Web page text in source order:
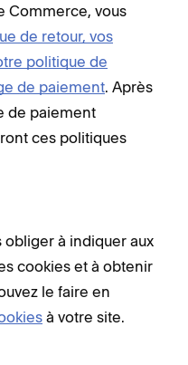
Commerce, vous
de retour, vos
politique de
de paiement. Après
de paiement
ces politiques
à indiquer aux
cookies et à obtenir
le faire en
à votre site.